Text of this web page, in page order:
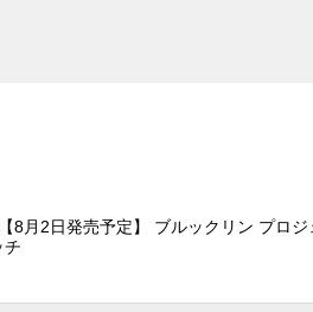
【8月2日発売予定】 ブルックリン プロ
チ